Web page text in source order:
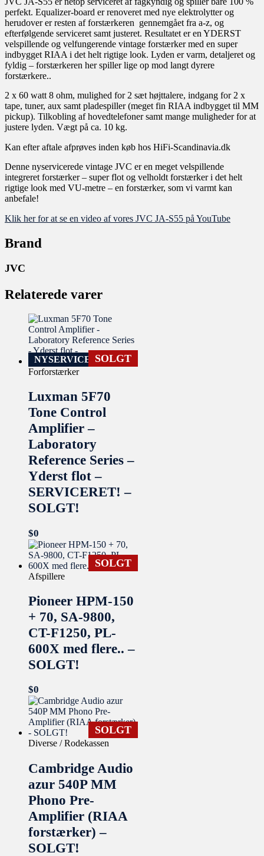
perfekt. Equalizer-board er renoveret med nye elektrolytter og
herudover er resten af forstærkeren gennemgået fra a-z, og
efterfølgende serviceret samt justeret. Resultatet er en YDERST
velspillende og velfungerende vintage forstærker med en super
indbygget RIAA i det helt rigtige look. Lyden er varm, detaljeret og
fyldig – forstærkeren her spiller lige op mod langt dyrere
forstærkere..
2 x 60 watt 8 ohm, mulighed for 2 sæt højttalere, indgang for 2 x
tape, tuner, aux samt pladespiller (meget fin RIAA indbygget til MM
pickup). Tilkobling af hovedtelefoner samt mange muligheder for at
justere lyden. Vægt på ca. 10 kg.
Kan efter aftale afprøves inden køb hos HiFi-Scandinavia.dk
Denne nyservicerede vintage JVC er en meget velspillende
integreret forstærker – super flot og velholdt forstærker i det helt
rigtige look med VU-metre – en forstærker, som vi varmt kan
anbefale!
Klik her for at se en video af vores JVC JA-S55 på YouTube
Brand
JVC
Relaterede varer
NYSERVICERETSOLGT
Forforstærker
Luxman 5F70
Tone Control
Amplifier –
Laboratory
Reference Series –
Yderst flot –
SERVICERET! –
SOLGT!
$0
SOLGT
Afspillere
Pioneer HPM-150
+ 70, SA-9800,
CT-F1250, PL-
600X med flere.. –
SOLGT!
$0
SOLGT
Diverse / Rodekassen
Cambridge Audio
azur 540P MM
Phono Pre-
Amplifier (RIAA
forstærker) –
SOLGT!